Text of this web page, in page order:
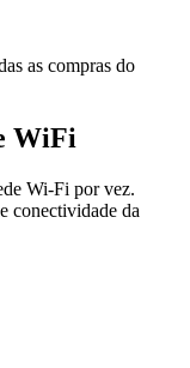
as compras do
WiFi
Wi-Fi por vez.
conectividade da